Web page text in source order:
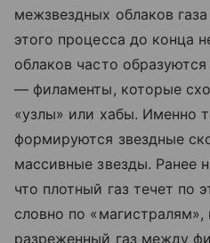
межзвездных облаков
этого процесса до конца
облаков часто
— филаменты, которые
«узлы» или хабы. Именно
формируются звездные
массивные звезды. Ранее
что плотный газ течет по
словно по
разреженный газ между